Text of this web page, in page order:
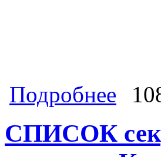
Подробнее о СПИСОК
СПИСОК